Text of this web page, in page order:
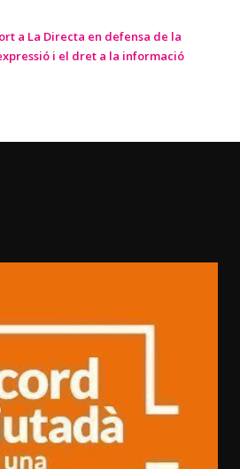
a La Directa en defensa de la
i el dret a la informació